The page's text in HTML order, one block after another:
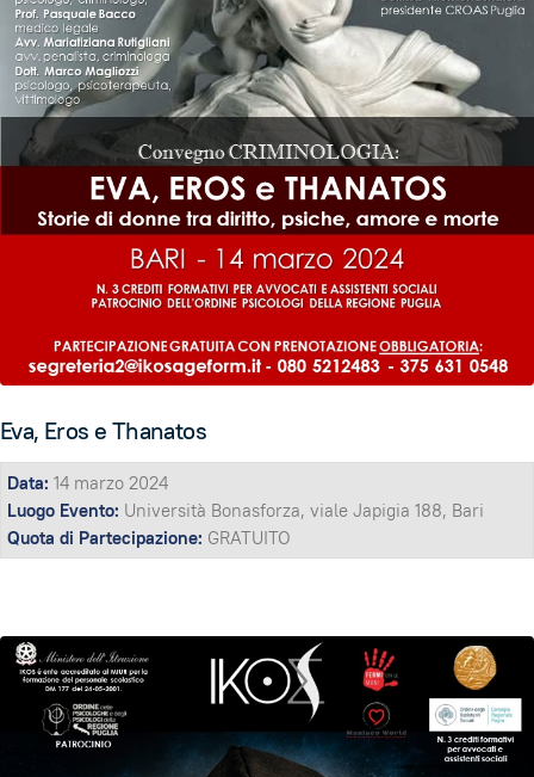
Eva, Eros e Thanatos
Data: 14 marzo 2024
Luogo Evento: Università Bonasforza, viale Japigia 188, Bari
Quota di Partecipazione: GRATUITO